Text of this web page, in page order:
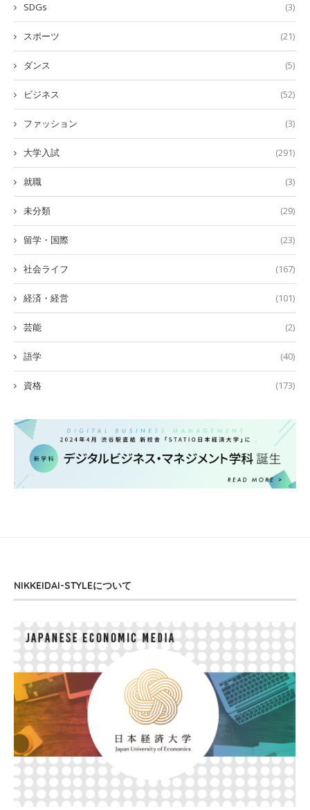
SDGs (3)
スポーツ (21)
ダンス (5)
ビジネス (52)
ファッション (3)
大学入試 (291)
就職 (3)
未分類 (29)
留学・国際 (23)
社会ライフ (167)
経済・経営 (101)
芸能 (2)
語学 (40)
資格 (173)
NIKKEIDAI-STYLEについて